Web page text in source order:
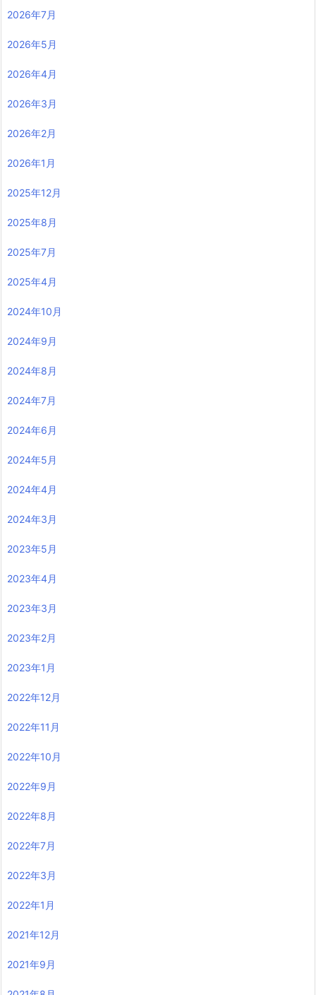
2026年7月
2026年5月
2026年4月
2026年3月
2026年2月
2026年1月
2025年12月
2025年8月
2025年7月
2025年4月
2024年10月
2024年9月
2024年8月
2024年7月
2024年6月
2024年5月
2024年4月
2024年3月
2023年5月
2023年4月
2023年3月
2023年2月
2023年1月
2022年12月
2022年11月
2022年10月
2022年9月
2022年8月
2022年7月
2022年3月
2022年1月
2021年12月
2021年9月